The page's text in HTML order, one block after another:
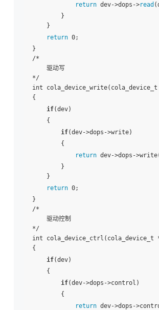
return dev->dops->read
}
}
return 0;
}
/*
驱动写
*/
int
{
if(dev)
{
if(dev->dops->write)
{
return dev->dops-
}
}
return 0;
}
/*
驱动控制
*/
int cola_device_ctrl(cola_device_t
{
if(dev)
{
if(dev->dops->control)
{
return dev->dops-